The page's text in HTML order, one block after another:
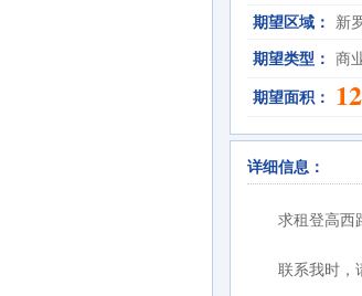
期望区域：
新
期望类型： 商
期望面积： 12
详细信息：
求租登高西
联系我时，